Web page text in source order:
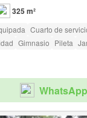
325 m²
Cuarto de
Gimnasio Pileta
WhatsApp